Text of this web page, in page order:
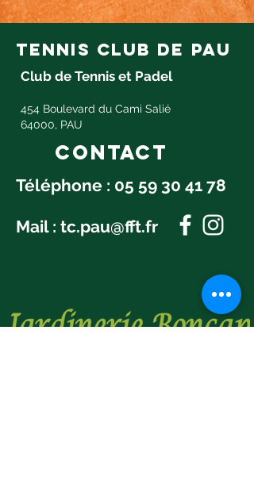
tennis club de pau
Club de Tennis et Padel
454 Boulevard du Cami Salié
64000, PAU
Contact
Téléphone : 05 59 30 41 78
Mail : tc.pau@fft.fr